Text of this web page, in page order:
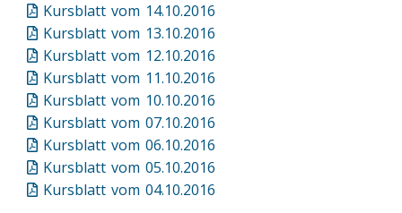
Kursblatt vom 14.10.2016
Kursblatt vom 13.10.2016
Kursblatt vom 12.10.2016
Kursblatt vom 11.10.2016
Kursblatt vom 10.10.2016
Kursblatt vom 07.10.2016
Kursblatt vom 06.10.2016
Kursblatt vom 05.10.2016
Kursblatt vom 04.10.2016